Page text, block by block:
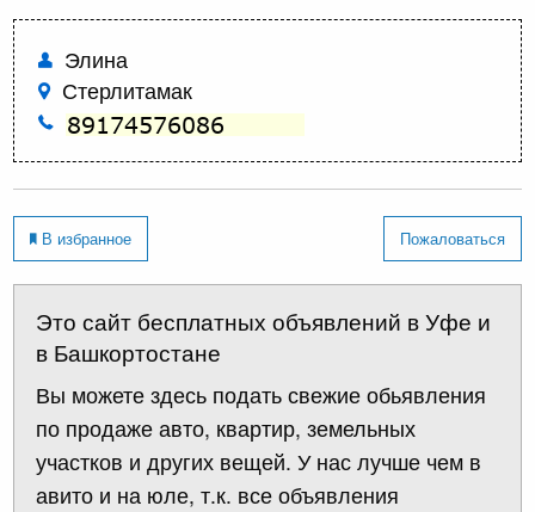
Элина
Стерлитамак
В избранное Пожаловаться
Это сайт бесплатных объявлений в Уфе и
в Башкортостане
Вы можете здесь подать свежие обьявления
по продаже авто, квартир, земельных
участков и других вещей. У нас лучше чем в
авито и на юле, т.к. все объявления